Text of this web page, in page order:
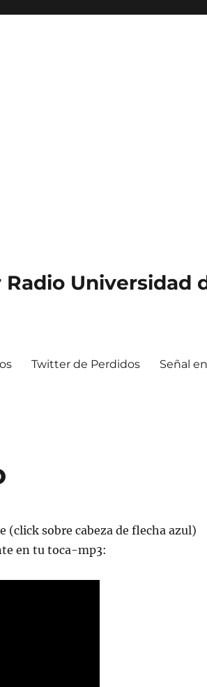
Universidad
Twitter de Perdidos Señal
(click sobre cabeza de flecha azul)
en tu toca-mp3: